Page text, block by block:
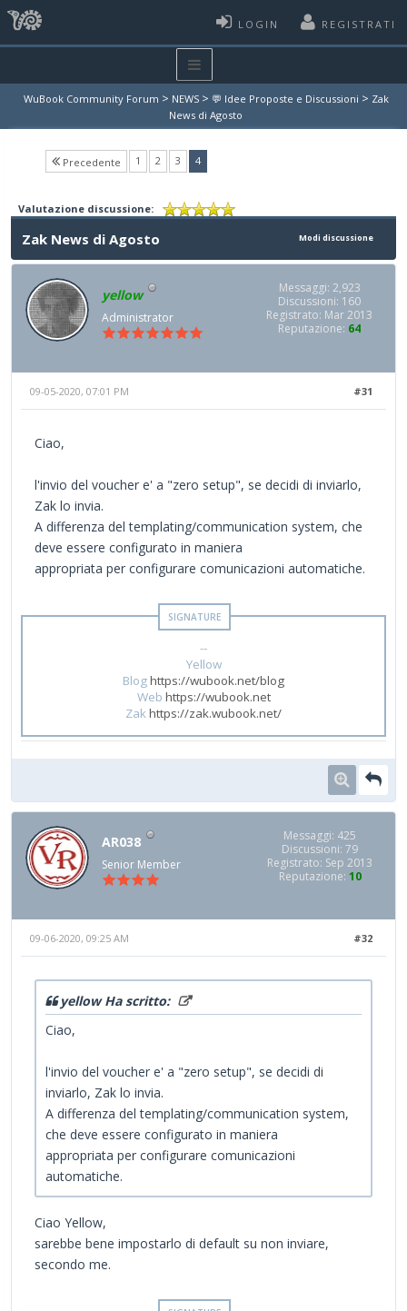
LOGIN REGISTRATI
WuBook Community Forum > NEWS > 💬 Idee Proposte e Discussioni > Zak
News di Agosto
Precedente 1 2 3 4(current)
Valutazione discussione:
Modi discussione
Zak News di Agosto
yellow
Administrator
Messaggi: 2,923
Discussioni: 160
Registrato: Mar 2013
Reputazione: 64
#31
09-05-2020, 07:01 PM
Ciao,
l'invio del voucher e' a "zero setup", se decidi di inviarlo,
Zak lo invia.
A differenza del templating/communication system, che
deve essere configurato in maniera
appropriata per configurare comunicazioni automatiche.
--
Yellow
Bloghttps://wubook.net/blog
Web https://wubook.net
Zakhttps://zak.wubook.net/
AR038
Senior Member
Messaggi: 425
Discussioni: 79
Registrato: Sep 2013
Reputazione: 10
#32
09-06-2020, 09:25 AM
yellow Ha scritto:
Ciao,
l'invio del voucher e' a "zero setup", se decidi di
inviarlo, Zak lo invia.
A differenza del templating/communication system,
che deve essere configurato in maniera
appropriata per configurare comunicazioni
automatiche.
Ciao Yellow,
sarebbe bene impostarlo di default su non inviare,
secondo me.